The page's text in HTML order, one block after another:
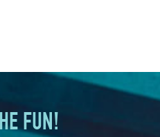
FUN!